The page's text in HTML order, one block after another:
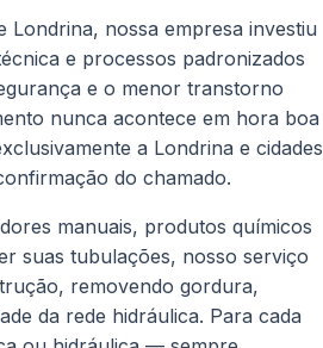
Londrina, nossa empresa investiu
e processos padronizados
e o menor transtorno
nunca acontece em hora boa
a Londrina e cidades
do chamado.
manuais, produtos químicos
suas tubulações, nosso serviço
removendo gordura,
da rede hidráulica. Para cada